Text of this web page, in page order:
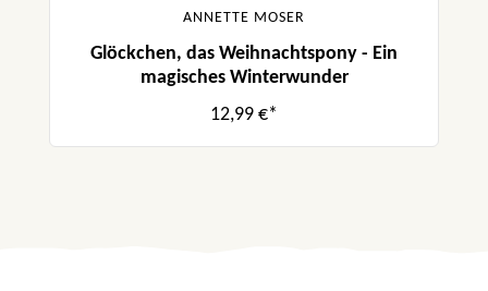
ANNETTE MOSER
Glöckchen, das Weihnachtspony - Ein
magisches Winterwunder
12,99 €*